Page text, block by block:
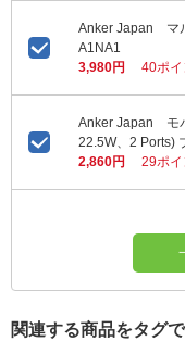
Anker Japan マ
A1NA1
3,980円
40ポイ
Anker Japan モ
22.5W、2 Ports)
2,860円
29ポイ
関連する商品をタグ